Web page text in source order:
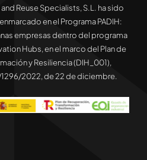
Reuse Specialists, S.L. ha sido
en el Programa PADIH:
empresas dentro del programa
Hubs, en el marco del Plan de
y Resiliencia (DIH_001),
2022, de 22 de diciembre.